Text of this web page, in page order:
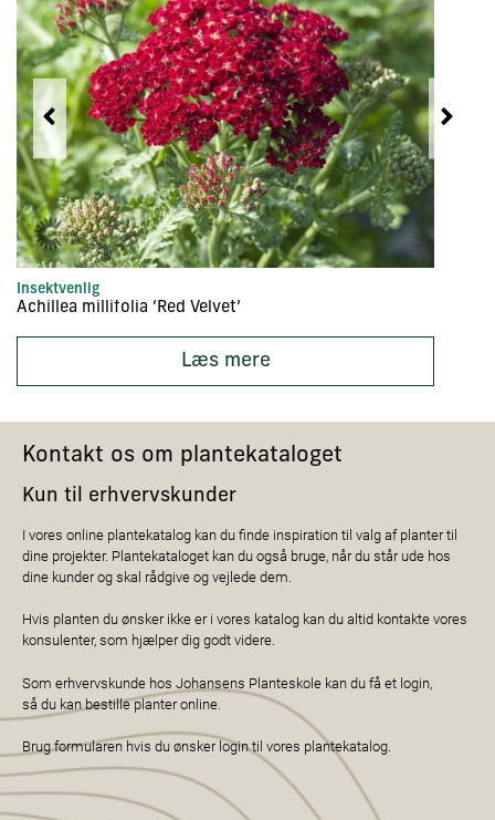
Insektvenlig
Achillea millifolia ‘Red Velvet’
Læs mere
Kontakt os om plantekataloget
Kun til erhvervskunder
I vores online plantekatalog kan du finde inspiration til valg af planter til
dine projekter. Plantekataloget kan du også bruge, når du står ude hos
dine kunder og skal rådgive og vejlede dem.
Hvis planten du ønsker ikke er i vores katalog kan du altid kontakte vores
konsulenter, som hjælper dig godt videre.
Som erhvervskunde hos Johansens Planteskole kan du få et login,
så du kan bestille planter online.
Brug formularen hvis du ønsker login til vores plantekatalog.